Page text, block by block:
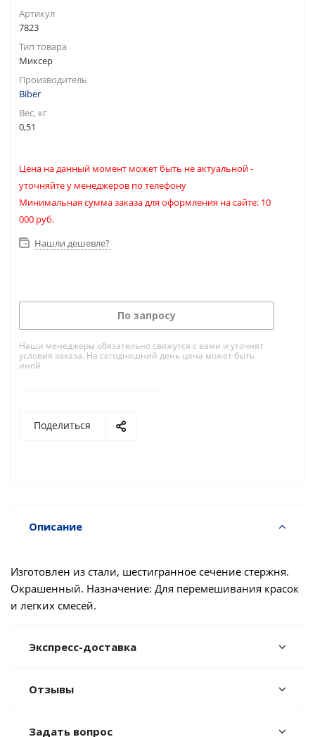
Артикул
7823
Тип товара
Миксер
Производитель
Biber
Вес, кг
0,51
Цена на данный момент может быть не актуальной -
уточняйте у менеджеров по телефону
Минимальная сумма заказа для оформления на сайте: 10
000 руб.
Нашли дешевле?
По запросу
Наши менеджеры обязательно свяжутся с вами и уточнят
условия заказа. На сегодняшний день цена может быть
иной
Поделиться
Описание
Изготовлен из стали, шестигранное сечение стержня.
Окрашенный. Назначение: Для перемешивания красок
и легких смесей.
Экспресс-доставка
Отзывы
Задать вопрос